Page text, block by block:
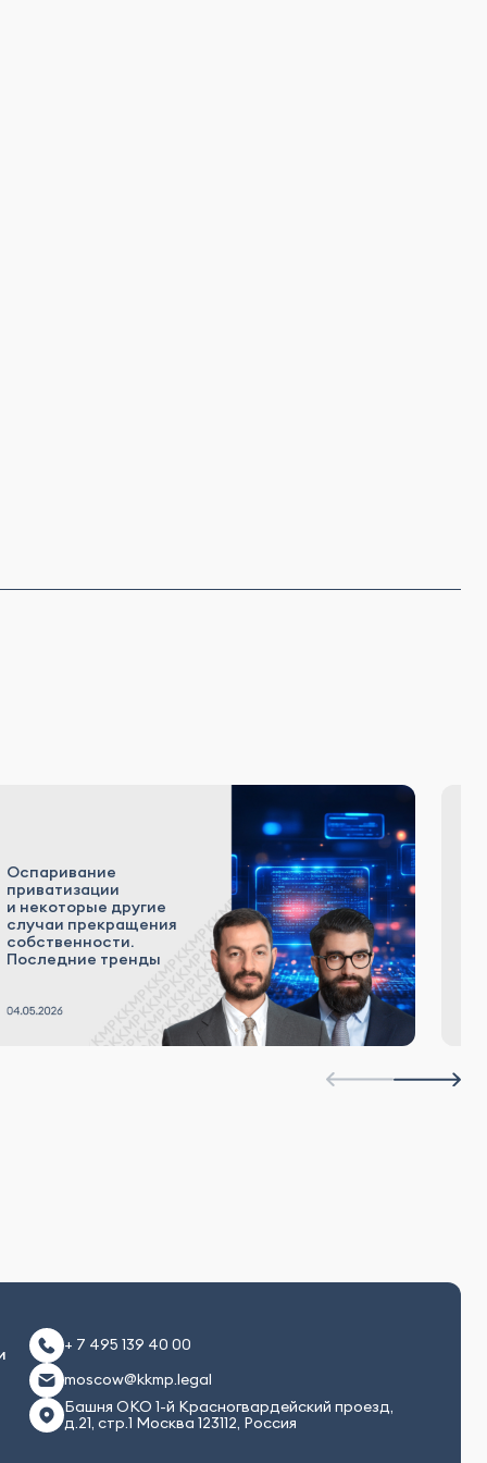
Оспаривание
приватизации
и некоторые другие
случаи прекращения
собственности.
Последние тренды
+ 7 495 139 40 00
moscow@kkmp.legal
Башня ОКО 1-й Красногвардейский проезд,
д.21, стр.1 Москва 123112, Россия